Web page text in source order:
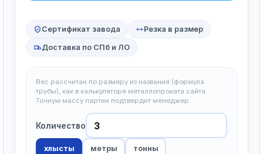
Сертификат завода Резка в размер
Доставка по СПб и ЛО
Вес рассчитан по размеру из названия (формула
трубы), как в калькуляторе металлопроката сайта.
Точную массу партии подтвердит менеджер.
Количество
хлысты метры тонны